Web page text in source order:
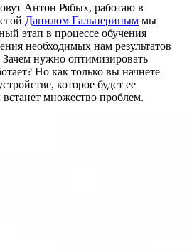
Антон Рябых, работаю в
Данилом Гальпериным мы
этап в процессе обучения
необходимых нам результатов
нужно оптимизировать
Но как только вы начнете
которое будет ее
множество проблем.